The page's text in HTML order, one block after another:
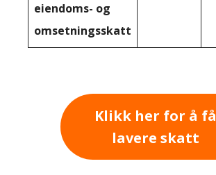
eiendoms- og
omsetningsskatt
Klikk her for å få
lavere skatt